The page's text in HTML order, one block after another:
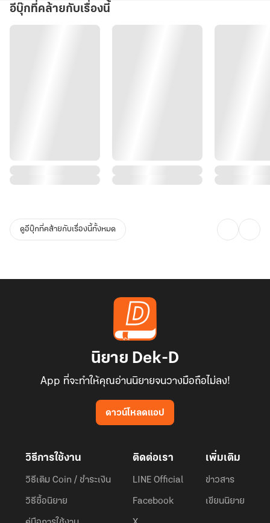
อีบุ๊กที่คล้ายกับเรื่องนี้
ดูอีบุ๊กที่คล้ายกับเรื่องนี้ทั้งหมด
นิยาย Dek-D
App ที่จะทำให้คุณอ่านนิยายจนวางมือถือไม่ลง!
ดาวน์โหลดแอป
วิธีการใช้งาน
วิธีเติม Coin / ชำระเงิน
วิธีซื้อนิยาย
ติดต่อเรา
LINE Official
Facebook
เพิ่มเติม
ข่าวสาร
เขียนนิยาย